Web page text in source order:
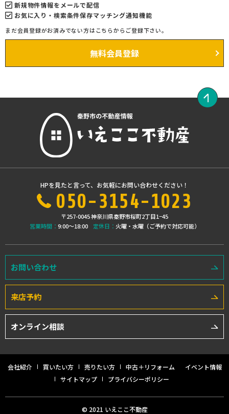
新規物件情報をメールで配信
お気に入り・検索条件保存マッチング通知機能
まだ会員登録がお済みでない方はこちらからご登録下さい。
無料会員登録
HPを見たと言って、お気軽にお問い合わせください！
050-3154-1023
〒257-0045 神奈川県秦野市桜町2丁目1−45
営業時間： 9:00〜18:00 定休日： 火曜・水曜（ご予約で対応可能）
お問い合わせ
来店予約
オンライン相談
会社紹介 買いたい方 売りたい方 中古＋リフォーム
イベント情報
サイトマップ
プライバシーポリシー
© 2021 いえここ不動産